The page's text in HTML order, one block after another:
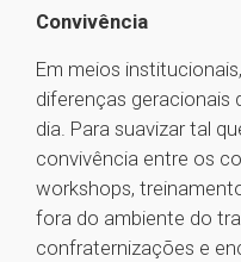
Convivência
Em meios
diferenças geracionais
dia. Para suavizar tal
convivência entre os
workshops,
fora do ambiente do
confraternizações e